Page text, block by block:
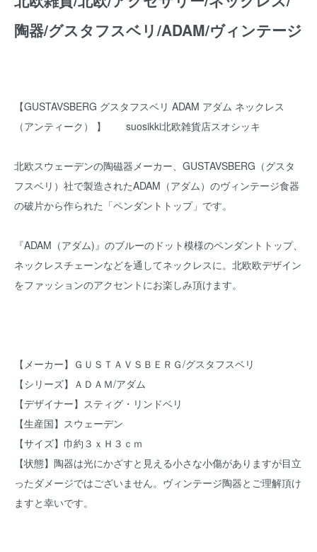
陶器/グスタフスベリ/ADAM/ヴィンテージ
【GUSTAVSBERG グスタフスベリ ADAM アダム ネックレス
（アンティーク） 】 suosikki北欧雑貨店スオシッキ
北欧スウェーデンの陶磁器メーカー、GUSTAVSBERG（グスタ
フスベリ）社で製造されたADAM（アダム）のヴィンテージ食器
の破片から作られた「ペンダントトップ」です。
『ADAM（アダム)』のブルーのドット模様のペンダントトップ、
ネックレスチェーンなどを通してネックレスに。北欧欧デザイン
をファッションのアクセントにお楽しみ頂けます。
【メーカー】ＧＵＳＴＡＶＳＢＥＲＧ/グスタフスベリ
【シリーズ】ＡＤＡＭ/アダム
【デザイナー】スティグ・リンドベリ
【生産国】スウェーデン
【サイズ】巾約３ｘＨ３ｃｍ
【状態】陶器は光にかざすと見える小さな小傷がありますが目立
ったダメージではございません。ヴィンテージ陶器とご理解頂け
ますと幸いです。